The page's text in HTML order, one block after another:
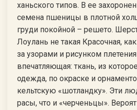
ханьского типов. В ее
семена пшеницы в плотной
груди покойной – решето.
Лоулань не такая Красочная,
за узорами и рисунком
впечатляющая: ткань, из
одежда, по окраске и
кельтскую «шотландку». Эти
расы, что и «черченьцы».